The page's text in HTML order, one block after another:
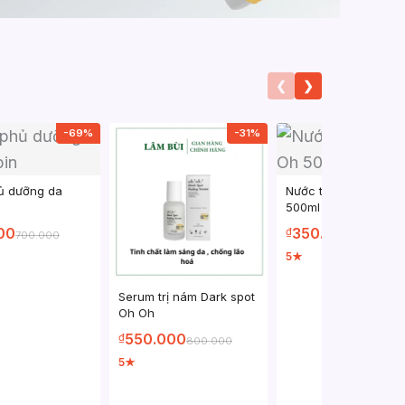
❮ ❯
-69%
dưỡng da
700.000
-31%
Serum trị nám Dark spot
Oh Oh
₫550.000800.000
5★
Nước tẩy trang Oh
500ml
₫350.000
5★